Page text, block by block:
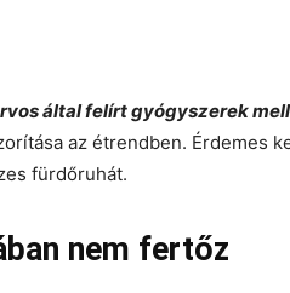
által felírt gyógyszerek
az étrendben. Érdemes
fürdőruhát.
nem fertőz